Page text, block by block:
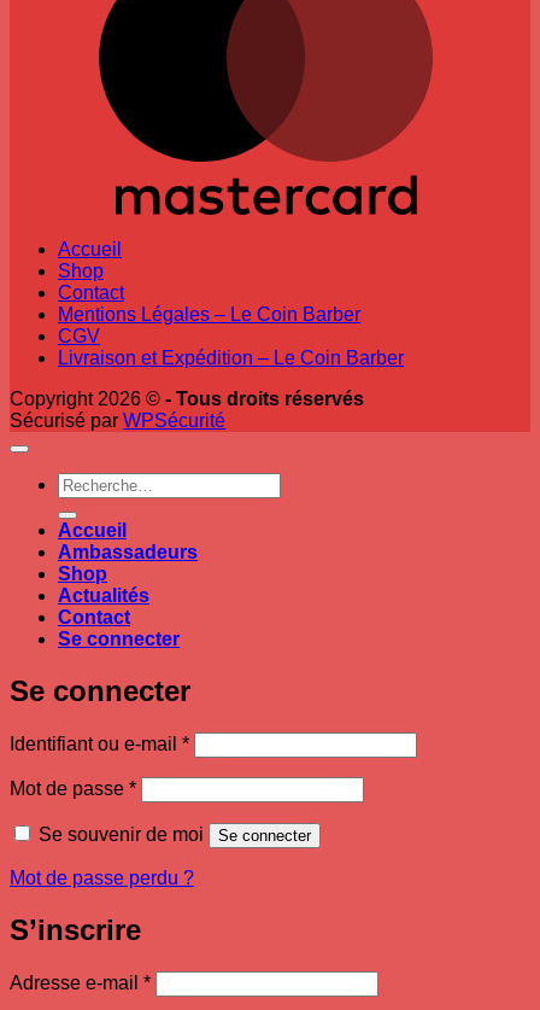
Accueil
Shop
Contact
Mentions Légales – Le Coin Barber
CGV
Livraison et Expédition – Le Coin Barber
Copyright 2026 © - Tous droits réservés
Sécurisé par WPSécurité
Recherche
pour :
Accueil
Ambassadeurs
Shop
Actualités
Contact
Se connecter
Se connecter
Identifiant ou e-mail *Obligatoire
Mot de passe *Obligatoire
Se souvenir de moi Se connecter
Mot de passe perdu ?
S’inscrire
Adresse e-mail *Obligatoire